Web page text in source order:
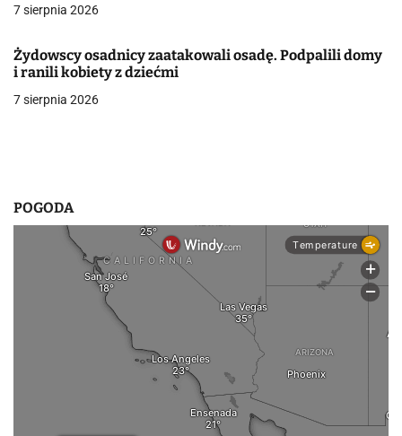
s
u
7 sierpnia 2026
Żydowscy osadnicy zaatakowali osadę. Podpalili domy
i ranili kobiety z dziećmi
7 sierpnia 2026
POGODA